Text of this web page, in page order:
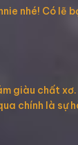
nhé! Có lẽ
giàu chất
chính là sự